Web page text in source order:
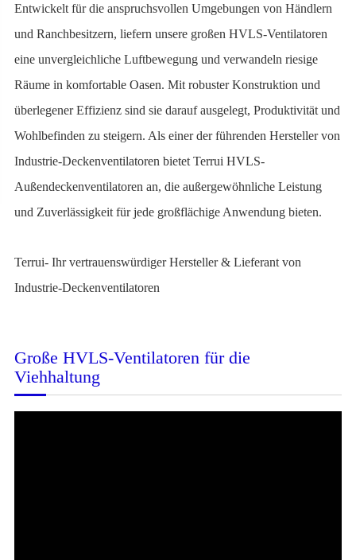
Entwickelt für die anspruchsvollen Umgebungen von Händlern
und Ranchbesitzern, liefern unsere großen HVLS-Ventilatoren
eine unvergleichliche Luftbewegung und verwandeln riesige
Räume in komfortable Oasen. Mit robuster Konstruktion und
überlegener Effizienz sind sie darauf ausgelegt, Produktivität und
Wohlbefinden zu steigern. Als einer der führenden Hersteller von
Industrie-Deckenventilatoren bietet Terrui HVLS-
Außendeckenventilatoren an, die außergewöhnliche Leistung
und Zuverlässigkeit für jede großflächige Anwendung bieten.
Terrui- Ihr vertrauenswürdiger Hersteller & Lieferant von
Industrie-Deckenventilatoren
Große HVLS-Ventilatoren für die
Viehhaltung